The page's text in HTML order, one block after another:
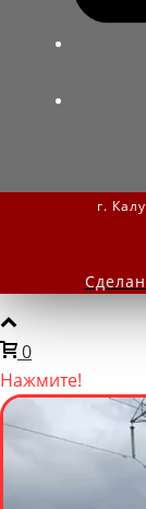
г.
0
Нажмите!